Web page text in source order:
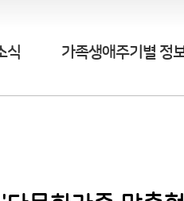
식 가족생애주기별 정